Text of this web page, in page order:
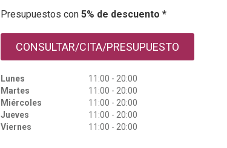
Presupuestos con 5% de descuento *
CONSULTAR/CITA/PRESUPUESTO
Lunes
11:00 - 20:00
Martes
11:00 - 20:00
Miércoles
11:00 - 20:00
Jueves
11:00 - 20:00
Viernes
11:00 - 20:00